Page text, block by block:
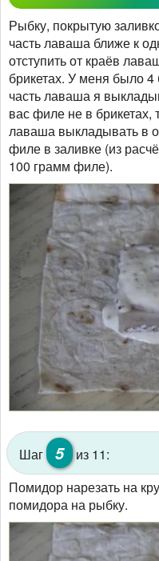
Рыбку, покрытую
часть лаваша ближе к
отступить от краёв
брикетах. У меня было
часть лаваша я
вас филе не в брикетах,
лаваша выкладывать в
филе в заливке (из
100 грамм филе).
Шаг 5
из 11:
Помидор нарезать на
помидора на рыбку.